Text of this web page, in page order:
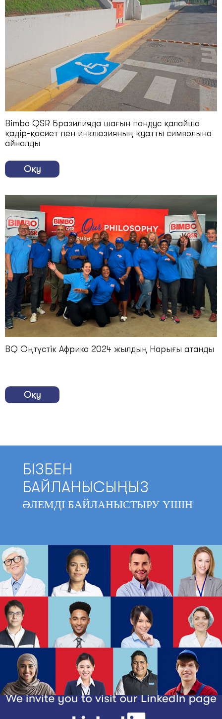
Bimbo QSR Бразилияда шағын пандус қалайша
қадір-қасиет пен инклюзияның қуатты символына
айналды
Оқу
BQ Оңтүстік Африка 2024 жылдың Нарығы атанды
Оқу
БІЗБЕН
БАЙЛАНЫСЫҢЫЗ
ӘЛЕМДІ БАЙЛАНЫСТЫРУ ҮШІН